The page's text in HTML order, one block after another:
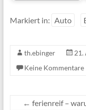
Markiert in: Auto
th.ebinger 21.
Keine Kommentare
← ferienreif –